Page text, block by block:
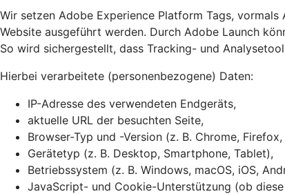
Wir setzen Adobe Experience Platform Tags,
Website ausgeführt werden. Durch Adobe Launch
So wird sichergestellt, dass Tracking- und
Hierbei verarbeitete (personenbezogene) Daten:
IP-Adresse des verwendeten Endgeräts,
aktuelle URL der besuchten Seite,
Browser-Typ und -Version (z. B. Chrome,
Gerätetyp (z. B. Desktop, Smartphone, Tablet),
Betriebssystem (z. B. Windows, macOS, iOS,
JavaScript- und Cookie-Unterstützung (ob